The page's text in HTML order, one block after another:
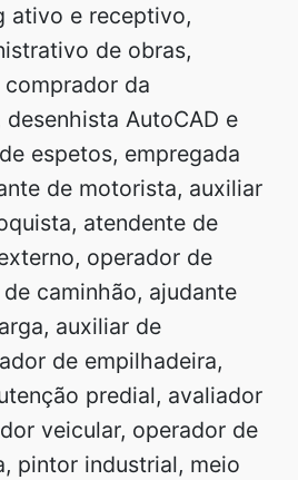
ativo e receptivo,
de obras,
da
AutoCAD e
espetos, empregada
de motorista, auxiliar
atendente de
operador de
caminhão, ajudante
auxiliar de
de empilhadeira,
predial, avaliador
veicular, operador de
pintor industrial, meio